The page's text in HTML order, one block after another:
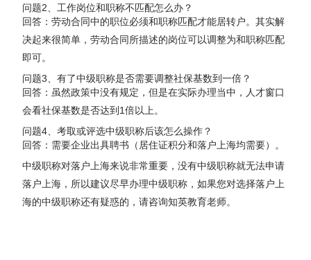
问题2、工作岗位和职称不匹配怎么办？
回答：劳动合同中的职位必须和职称匹配才能居转户。其实解
决起来很简单，劳动合同所描述的岗位可以调整为和职称匹配
即可。
问题3、有了中级职称是否需要调整社保基数到一倍？
回答：虽然政策中没有规定，但是在实际办理当中，人才窗口
会看社保基数是否达到1倍以上。
问题4、考取或评选中级职称后该怎么操作？
回答：需要企业出具聘书（居住证积分和落户上海均需要）。
中级职称对落户上海来说非常重要，没有中级职称就无法申请
落户上海，所以建议尽早办理中级职称，如果您对选择落户上
海的中级职称还有疑惑的，请咨询知英教育老师。